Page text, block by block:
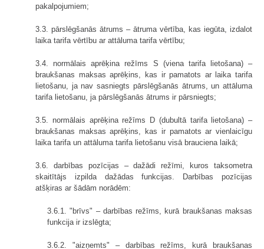
pakalpojumiem;
3.3. pārslēgšanās ātrums – ātruma vērtība, kas iegūta, izdalot
laika tarifa vērtību ar attāluma tarifa vērtību;
3.4. normālais aprēķina režīms S (viena tarifa lietošana) –
braukšanas maksas aprēķins, kas ir pamatots ar laika tarifa
lietošanu, ja nav sasniegts pārslēgšanās ātrums, un attāluma
tarifa lietošanu, ja pārslēgšanās ātrums ir pārsniegts;
3.5. normālais aprēķina režīms D (dubultā tarifa lietošana) –
braukšanas maksas aprēķins, kas ir pamatots ar vienlaicīgu
laika tarifa un attāluma tarifa lietošanu visā brauciena laikā;
3.6. darbības pozīcijas – dažādi režīmi, kuros taksometra
skaitītājs izpilda dažādas funkcijas. Darbības pozīcijas
atšķiras ar šādām norādēm:
3.6.1. "brīvs" – darbības režīms, kurā braukšanas maksas
funkcija ir izslēgta;
3.6.2. "aizņemts" – darbības režīms, kurā braukšanas